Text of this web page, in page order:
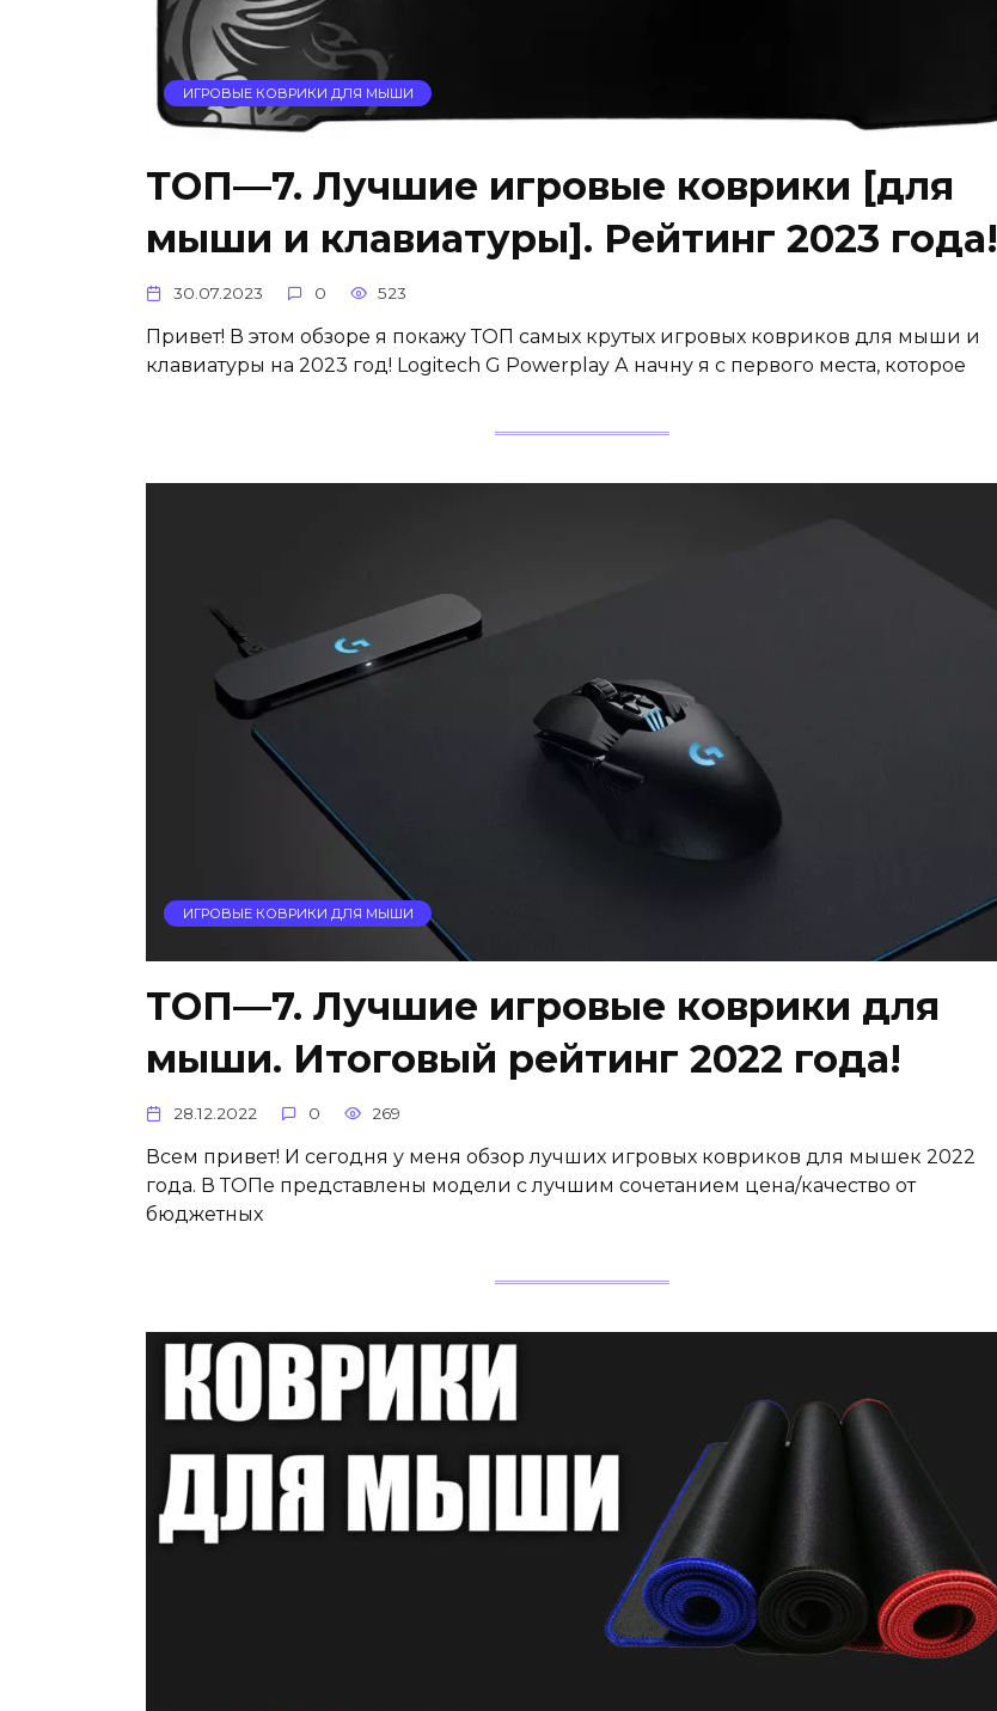
ИГРОВЫЕ КОВРИКИ ДЛЯ МЫШИ
ТОП—7. Лучшие игровые коврики [для
мыши и клавиатуры]. Рейтинг 2023 года!
30.07.2023 0 523
Привет! В этом обзоре я покажу ТОП самых крутых игровых ковриков для мыши и
клавиатуры на 2023 год! Logitech G Powerplay А начну я с первого места, которое
ИГРОВЫЕ КОВРИКИ ДЛЯ МЫШИ
ТОП—7. Лучшие игровые коврики для
мыши. Итоговый рейтинг 2022 года!
28.12.2022 0 269
Всем привет! И сегодня у меня обзор лучших игровых ковриков для мышек 2022
года. В ТОПе представлены модели с лучшим сочетанием цена/качество от
бюджетных